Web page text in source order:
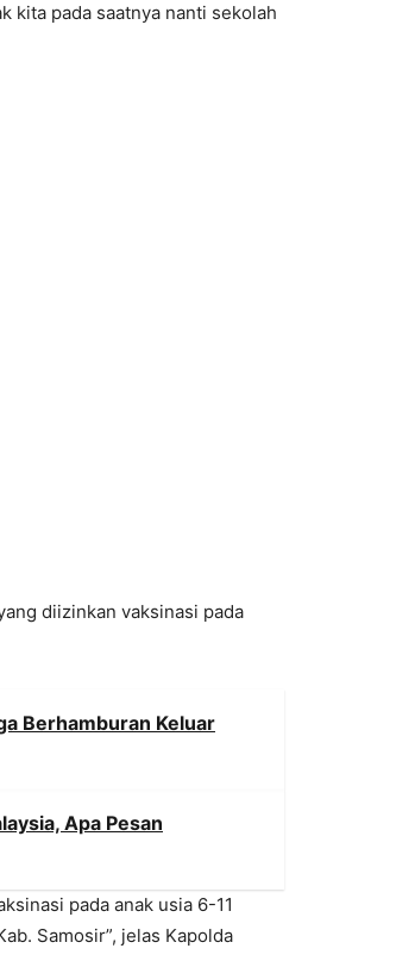
kita pada saatnya nanti sekolah
diizinkan vaksinasi pada
Berhamburan Keluar
Apa Pesan
pada anak usia 6-11
Samosir”, jelas Kapolda